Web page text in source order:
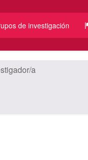
de investigación
a